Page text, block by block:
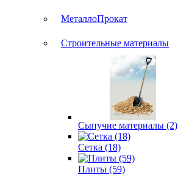
МеталлоПрокат
Строительные материалы
Сыпучие материалы (2)
Сетка (18)
Плиты (59)